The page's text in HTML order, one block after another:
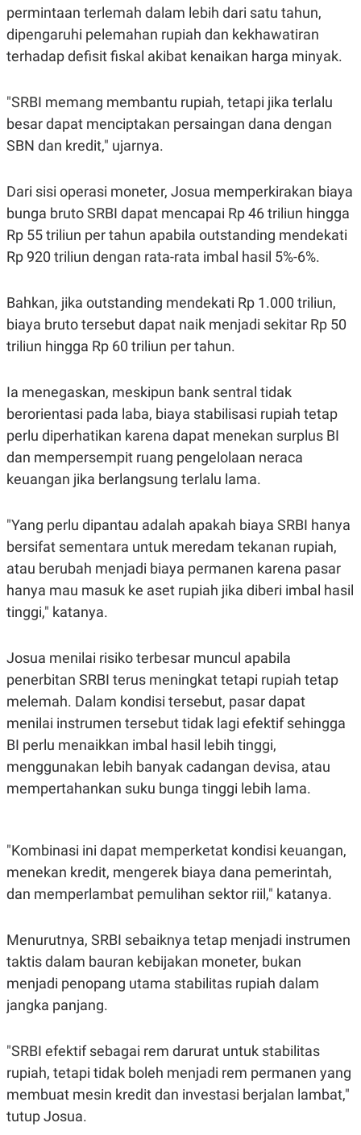
permintaan terlemah dalam lebih dari satu tahun,
dipengaruhi pelemahan rupiah dan kekhawatiran
terhadap defisit fiskal akibat kenaikan harga minyak.
"SRBI memang membantu rupiah, tetapi jika terlalu
besar dapat menciptakan persaingan dana dengan
SBN dan kredit," ujarnya.
Dari sisi operasi moneter, Josua memperkirakan biaya
bunga bruto SRBI dapat mencapai Rp 46 triliun hingga
Rp 55 triliun per tahun apabila outstanding mendekati
Rp 920 triliun dengan rata-rata imbal hasil 5%-6%.
Bahkan, jika outstanding mendekati Rp 1.000 triliun,
biaya bruto tersebut dapat naik menjadi sekitar Rp 50
triliun hingga Rp 60 triliun per tahun.
Ia menegaskan, meskipun bank sentral tidak
berorientasi pada laba, biaya stabilisasi rupiah tetap
perlu diperhatikan karena dapat menekan surplus BI
dan mempersempit ruang pengelolaan neraca
keuangan jika berlangsung terlalu lama.
"Yang perlu dipantau adalah apakah biaya SRBI hanya
bersifat sementara untuk meredam tekanan rupiah,
atau berubah menjadi biaya permanen karena pasar
hanya mau masuk ke aset rupiah jika diberi imbal hasil
tinggi," katanya.
Josua menilai risiko terbesar muncul apabila
penerbitan SRBI terus meningkat tetapi rupiah tetap
melemah. Dalam kondisi tersebut, pasar dapat
menilai instrumen tersebut tidak lagi efektif sehingga
BI perlu menaikkan imbal hasil lebih tinggi,
menggunakan lebih banyak cadangan devisa, atau
mempertahankan suku bunga tinggi lebih lama.
"Kombinasi ini dapat memperketat kondisi keuangan,
menekan kredit, mengerek biaya dana pemerintah,
dan memperlambat pemulihan sektor riil," katanya.
Menurutnya, SRBI sebaiknya tetap menjadi instrumen
taktis dalam bauran kebijakan moneter, bukan
menjadi penopang utama stabilitas rupiah dalam
jangka panjang.
"SRBI efektif sebagai rem darurat untuk stabilitas
rupiah, tetapi tidak boleh menjadi rem permanen yang
membuat mesin kredit dan investasi berjalan lambat,"
tutup Josua.